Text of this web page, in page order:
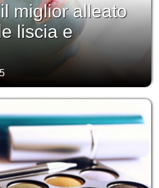
miglior alleato
liscia e